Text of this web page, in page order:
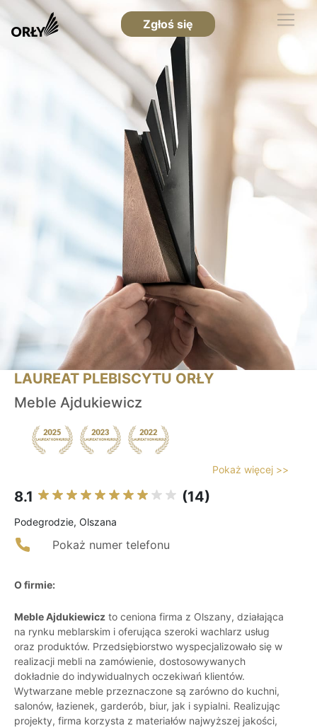
Zgłoś się
LAUREAT PLEBISCYTU ORŁY
Meble Ajdukiewicz
Pokaż więcej >>
8.1 (14)
Podegrodzie, Olszana
Pokaż numer telefonu
O firmie:
Meble Ajdukiewicz to ceniona firma z Olszany, działająca
na rynku meblarskim i oferująca szeroki wachlarz usług
oraz produktów. Przedsiębiorstwo wyspecjalizowało się w
realizacji mebli na zamówienie, dostosowywanych
dokładnie do indywidualnych oczekiwań klientów.
Wytwarzane meble przeznaczone są zarówno do kuchni,
salonów, łazienek, garderób, biur, jak i sypialni. Realizując
projekty, firma korzysta z materiałów najwyższej jakości,